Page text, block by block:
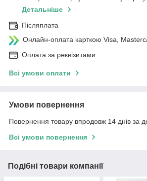
Детальніше
Післяплата
Онлайн-оплата карткою Visa,
Оплата за реквізитами
Всі умови оплати
Умови повернення
Повернення товару впродовж 14 днів за
Всі умови повернення
Подібні товари компанії